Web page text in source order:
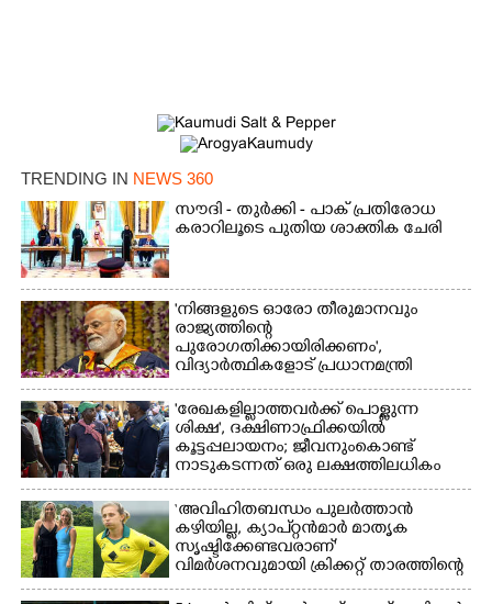
TRENDING IN NEWS 360
സൗദി - തുർക്കി - പാക് പ്രതിരോധ
കരാറിലൂടെ പുതിയ ശാക്തിക ചേരി
'നിങ്ങളുടെ ഓരോ തീരുമാനവും
രാജ്യത്തിന്റെ
പുരോഗതിക്കായിരിക്കണം',​
വിദ്യാർത്ഥികളോട് പ്രധാനമന്ത്രി
'രേഖകളില്ലാത്തവർക്ക് പൊള്ളുന്ന
ശിക്ഷ', ദക്ഷിണാഫ്രിക്കയിൽ
കൂട്ടപ്പലായനം; ജീവനുംകൊണ്ട്
നാടുകടന്നത് ഒരു ലക്ഷത്തിലധികം
പേർ
‘അവിഹിതബന്ധം പുലർത്താൻ
കഴിയില്ല,​ ക്യാപ്റ്റൻമാർ മാതൃക
സൃഷ്ടിക്കേണ്ടവരാണ്'
വിമർശനവുമായി ക്രിക്കറ്റ് താരത്തിന്റെ
ഭാര്യ